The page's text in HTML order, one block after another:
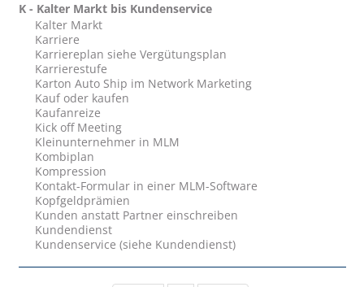
K - Kalter Markt bis Kundenservice
Kalter Markt
Karriere
Karriereplan siehe Vergütungsplan
Karrierestufe
Karton Auto Ship im Network Marketing
Kauf oder kaufen
Kaufanreize
Kick off Meeting
Kleinunternehmer in MLM
Kombiplan
Kompression
Kontakt-Formular in einer MLM-Software
Kopfgeldprämien
Kunden anstatt Partner einschreiben
Kundendienst
Kundenservice (siehe Kundendienst)